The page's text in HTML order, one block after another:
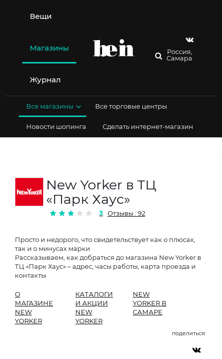
содержимому
Вещи
Магазины
Журнал
Россия,
Самара
Все магазины Все торговые центры
Новости шопинга Сделать интернет-магазин
New Yorker в ТЦ
«Парк Хаус»
3 Отзывы : 92
Просто и недорого, что свидетельствует как о плюсах,
так и о минусах марки
Рассказываем, как добраться до магазина New Yorker в
ТЦ «Парк Хаус» – адрес, часы работы, карта проезда и
контакты
О
МАГАЗИНЕ
NEW
YORKER
КАТАЛОГИ
И АКЦИИ
NEW
YORKER
NEW
YORKER В
САМАРЕ
поделиться: